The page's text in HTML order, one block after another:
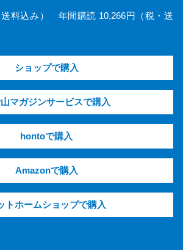
送料込み） 年間購読 10,266円（税・送
ショップで購入
マガジンサービスで購入
hontoで購入
Amazonで購入
トホームショップで購入